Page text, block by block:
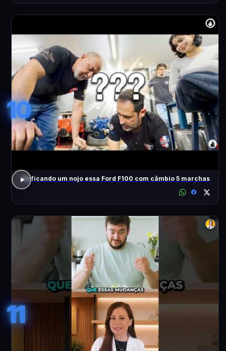
10
Tá ficando um nojo essa Ford F100 com câmbio 5 marchas
11